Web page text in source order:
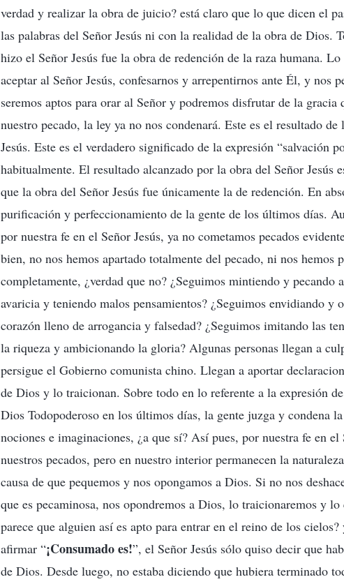
verdad y realizar la obra de juicio? está claro que lo que dicen el
las palabras del Señor Jesús ni con la realidad de la obra de Dios.
hizo el Señor Jesús fue la obra de redención de la raza humana.
aceptar al Señor Jesús, confesarnos y arrepentirnos ante Él, y nos
seremos aptos para orar al Señor y podremos disfrutar de la gracia
nuestro pecado, la ley ya no nos condenará. Este es el resultado
Jesús. Este es el verdadero significado de la expresión “salvación
habitualmente. El resultado alcanzado por la obra del Señor Jesús
que la obra del Señor Jesús fue únicamente la de redención. En
purificación y perfeccionamiento de la gente de los últimos días.
por nuestra fe en el Señor Jesús, ya no cometamos pecados
bien, no nos hemos apartado totalmente del pecado, ni nos hemos
completamente, ¿verdad que no? ¿Seguimos mintiendo y pecando
avaricia y teniendo malos pensamientos? ¿Seguimos envidiando y
corazón lleno de arrogancia y falsedad? ¿Seguimos imitando las
la riqueza y ambicionando la gloria? Algunas personas llegan a
persigue el Gobierno comunista chino. Llegan a aportar
de Dios y lo traicionan. Sobre todo en lo referente a la expresión
Dios Todopoderoso en los últimos días, la gente juzga y condena
nociones e imaginaciones, ¿a que sí? Así pues, por nuestra fe en
nuestros pecados, pero en nuestro interior permanecen la
causa de que pequemos y nos opongamos a Dios. Si no nos
que es pecaminosa, nos opondremos a Dios, lo traicionaremos y
parece que alguien así es apto para entrar en el reino de los
afirmar “¡Consumado es!”, el Señor Jesús sólo quiso decir que
de Dios. Desde luego, no estaba diciendo que hubiera terminado